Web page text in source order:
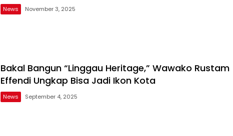
News November 3, 2025
Bakal Bangun “Linggau Heritage,” Wawako Rustam
Effendi Ungkap Bisa Jadi Ikon Kota
News September 4, 2025